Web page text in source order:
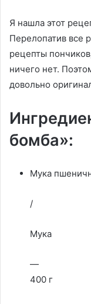
Я нашла этот
Перелопатив все
рецепты
ничего нет.
довольно
бомба»:
Мука
/
Мука
—
400 г